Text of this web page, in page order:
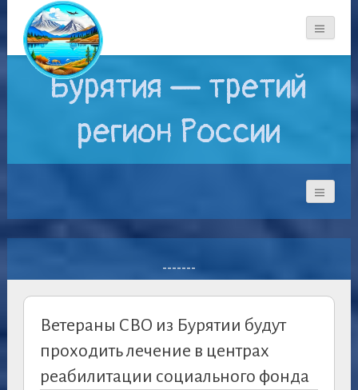
Бурятия — третий
регион России
-------
Ветераны СВО из Бурятии будут
проходить лечение в центрах
реабилитации социального фонда